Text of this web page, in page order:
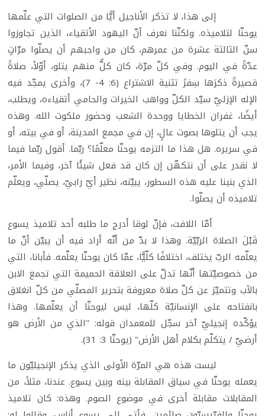
إلى هذا، لا تذكر الأناجيل أيًّا من الصلوات التي علّمها
يوحنّا لتلاميذه. ولكنّنا نعرف أنّ اليهود الأتقياء، الذين تجاوزوا
سنّ الثالثة عشرة من عمرهم، كان من واجبهم أن يصلّوا مرّاتٍ
عدّةً في اليوم. وفي كلّ مرّة، كان كلٌّ منهم يتلو، أوّلاً، صلاةً
قصيرةً ذكرَها سِفرُ تثنية الاشتراع (6: 4- 7)، وأخرى يمجّد فيه
الإله الإزليّ سيّد الكلّ وواهب الخيرات والحامي أتقياءه، ويطلب،
أيضًا، غفران الخطايا ووحدة الشعب وحضور ملكوت الله. وهذه
يجب أن يتلوها بصوت عالٍ، إن في مجمع المدينة، أو في بيته، أو
في سريره. هل هذا ما التزمه يوحنّا معلّمًا؟ ربّما. أقول ربّما فيما
لا نقدر على أن نتكهّن إن كان قد فعل شيئًا آخر، وفيما الأمر،
الذي بنينا عليه هذه السطور، يبيّنه، نظير أيّ رابيّ، يصلّي، ويعلّم
تلاميذه أن يصلّوا.
أمّا اللافت، فإنّ لوقا أدرج ما طلبه أحد تلاميذ يسوع
قَبْلَ الصلاة الربّيّة. وهذا لا بدّ من أنّه أراد فيه أن يبيّن أنّ ما
يعلّمه الربّ يختلف، اختلافًا كلّيًّا، عمّا كان يوحنّا يعلّمه. فأبانا، التي
من خصوصيّتها أنّها تدلّ على العلاقة الحميمة التي تجمع الابن
بالآب وتتميّز عن كلّ صلاة معروفة بتحرير المصلّي من كلّ انغلاق
بانفتاحه على الإنسانيّة كلّها، ليس ليوحنّا أن يعلّمها. وهذا
يؤكّده إنجيليّ آخر سجّل للمعمدان قوله: "الذي من الأرض هو
أرضيّ / يتكلّم بكلام أهل الأرض" (يوحنّا 3: 31).
ليست هذه هي المرّة الأولى الذي يذكر الإنجيليّون ما
يعمله يوحنّا في سياق المقابلة بينه وبين يسوع. عندنا، مثلاً، من
المقابلات مقابلة أخرى في موضوع الصوم. وهذه: كان تلاميذ